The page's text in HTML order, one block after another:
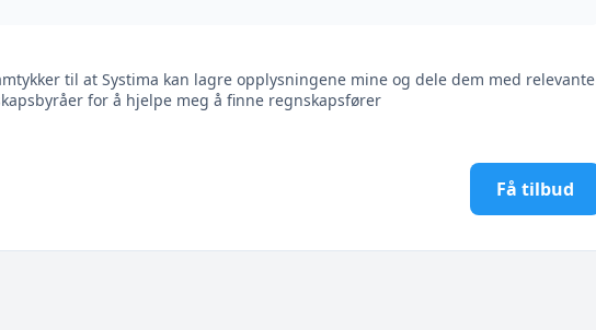
til at Systima kan lagre opplysningene mine og dele dem med relevante
for å hjelpe meg å finne regnskapsfører
Få tilbud